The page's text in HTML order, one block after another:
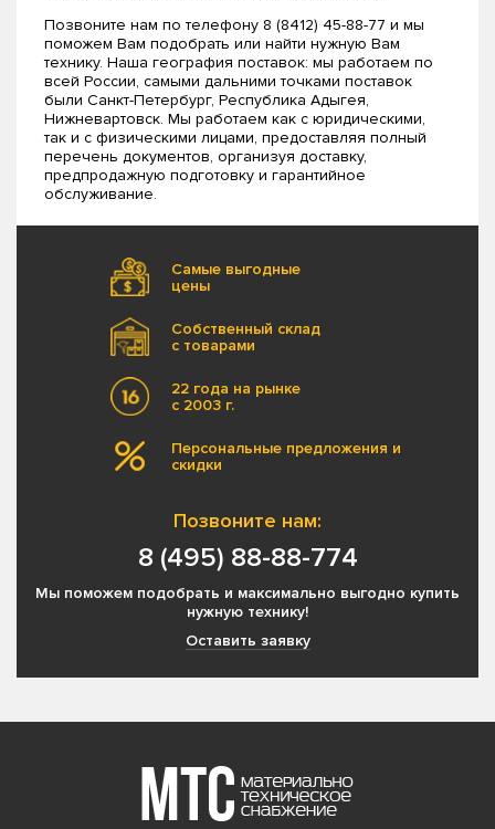
Позвоните нам по телефону 8 (8412) 45-88-77 и мы
поможем Вам подобрать или найти нужную Вам
технику. Наша география поставок: мы работаем по
всей России, самыми дальними точками поставок
были Санкт-Петербург, Республика Адыгея,
Нижневартовск. Мы работаем как с юридическими,
так и с физическими лицами, предоставляя полный
перечень документов, организуя доставку,
предпродажную подготовку и гарантийное
обслуживание.
Самые выгодные
цены
Собственный склад
с товарами
22 года на рынке
с 2003 г.
Персональные предложения и
скидки
Позвоните нам:
8 (495) 88-88-774
Мы поможем подобрать и максимально выгодно купить
нужную технику!
Оставить заявку